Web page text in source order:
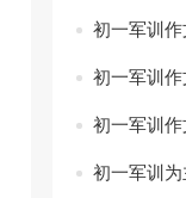
初一军训
初一军训
初一军训作
初一军训